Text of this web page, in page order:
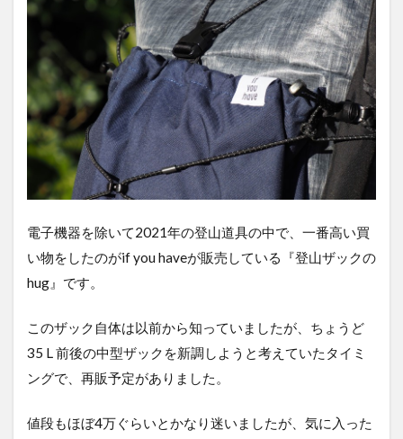
電子機器を除いて2021年の登山道具の中で、一番高い買
い物をしたのがif you haveが販売している『登山ザックの
hug』です。
このザック自体は以前から知っていましたが、ちょうど
35 L 前後の中型ザックを新調しようと考えていたタイミ
ングで、再販予定がありました。
値段もほぼ4万ぐらいとかなり迷いましたが、気に入った